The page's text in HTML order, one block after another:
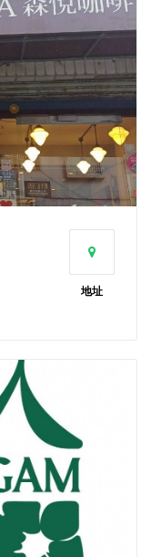
地址